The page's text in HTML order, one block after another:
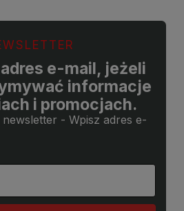
e-mail, jeżeli
informacje
i promocjach.
- Wpisz adres e-